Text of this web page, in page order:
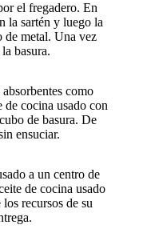
el fregadero. En
la sartén y luego la
de metal. Una vez
basura.
como
de cocina usado con
de basura. De
ensuciar.
a un centro de
de cocina usado
recursos de su